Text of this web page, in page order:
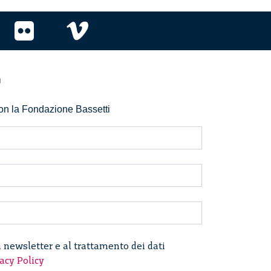
la Fondazione Bassetti
newsletter e al trattamento dei dati
Policy